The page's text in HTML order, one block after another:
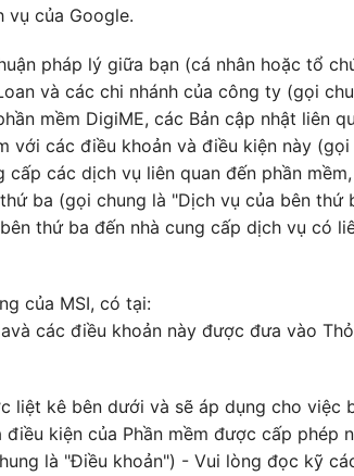
vụ của Google.
pháp lý giữa bạn (cá nhân hoặc tổ
và các chi nhánh của công ty (gọi
mềm DigiME, các Bản cập nhật liên
với các điều khoản và điều kiện này (gọi
các dịch vụ liên quan đến phần
ba (gọi chung là "Dịch vụ của bên thứ
thứ ba đến nhà cung cấp dịch vụ có
của MSI, có tại:
các điều khoản này được đưa vào
liệt kê bên dưới và sẽ áp dụng cho việc
kiện của Phần mềm được cấp phép
là "Điều khoản") - Vui lòng đọc kỹ